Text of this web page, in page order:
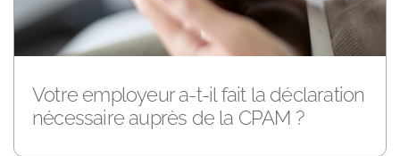
Votre employeur a-t-il fait la déclaration
nécessaire auprès de la CPAM ?